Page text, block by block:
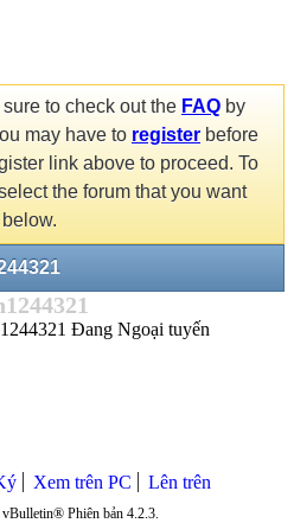
to check out the FAQ by
may have to register before
link above to proceed. To
the forum that you want
Xem trên PC Lên trên
Phiên bản 4.2.3.